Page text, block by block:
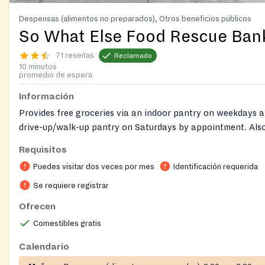
Despensas (alimentos no preparados), Otros beneficios públicos
So What Else Food Rescue
71 reseñas Reclamado
10 minutos
promedio de espera
Información
Provides free groceries via an indoor pantry on weekdays
drive-up/walk-up pantry on Saturdays by appointment.
Gaithersburg pop-up distributions, limited home delivery for
clients, and assistance with SNAP/Medicare applications
language support. Pantry service is for adults 18+; ID
appointment time; early arrivals should not block main
for children born between 2022 and 2026; bring parent/
document with child’s name and DOB; limit 2 packs per
Home delivery is available for homebound individuals; email
Requisitos
Puedes visitar dos veces por mes Identificación requerida
Se requiere registrar
Ofrecen
Comestibles gratis
Calendario